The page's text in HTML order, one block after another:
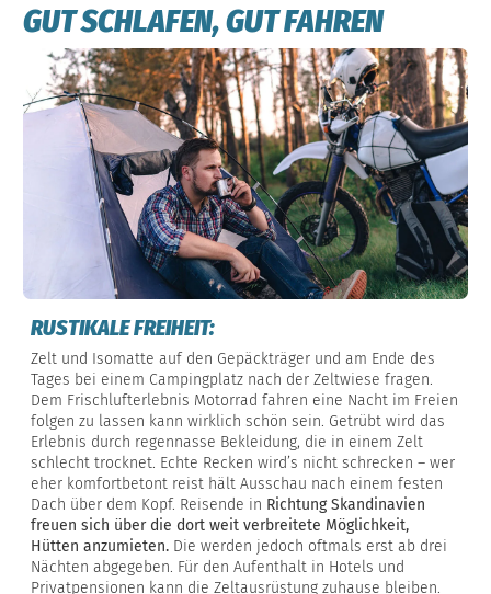
GUT SCHLAFEN, GUT FAHREN
RUSTIKALE FREIHEIT:
Zelt und Isomatte auf den Gepäckträger und am Ende des
Tages bei einem Campingplatz nach der Zeltwiese fragen.
Dem Frischlufterlebnis Motorrad fahren eine Nacht im Freien
folgen zu lassen kann wirklich schön sein. Getrübt wird das
Erlebnis durch regennasse Bekleidung, die in einem Zelt
schlecht trocknet. Echte Recken wird’s nicht schrecken – wer
eher komfortbetont reist hält Ausschau nach einem festen
Dach über dem Kopf. Reisende in Richtung Skandinavien
freuen sich über die dort weit verbreitete Möglichkeit,
Hütten anzumieten. Die werden jedoch oftmals erst ab drei
Nächten abgegeben. Für den Aufenthalt in Hotels und
Privatpensionen kann die Zeltausrüstung zuhause bleiben.